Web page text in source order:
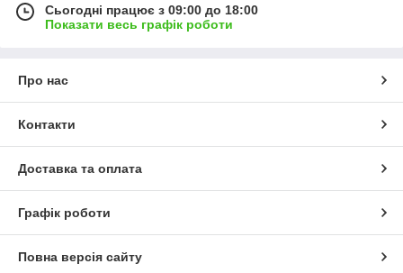
Сьогодні працює з 09:00 до 18:00
Показати весь графік роботи
Про нас
Контакти
Доставка та оплата
Графік роботи
Повна версія сайту